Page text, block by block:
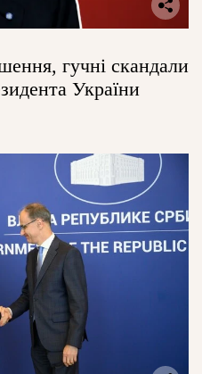
гучні скандали
України